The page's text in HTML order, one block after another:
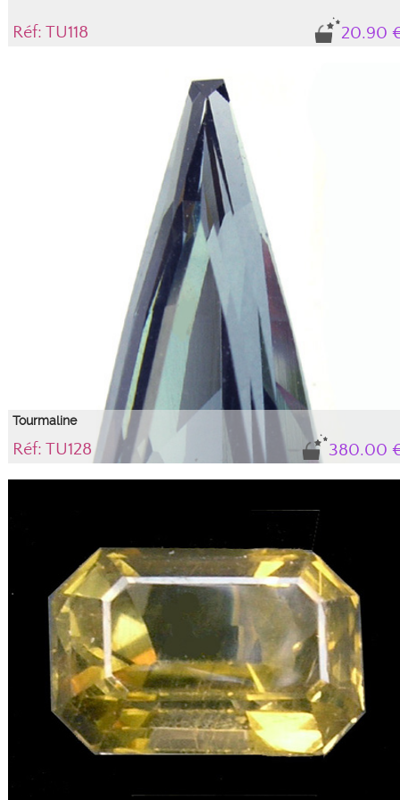
20.90
Réf: TU118
Tourmaline
380.00
Réf: TU128